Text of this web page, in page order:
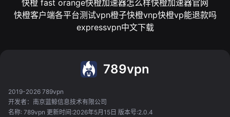
快橙 fast orange快橙加速器怎么样快橙加速器官网
快橙客户端各平台测试vpn橙子快橙vnp快橙vp能退款吗
expressvpn中文下载
789vpn
2019-2026 789vpn
开发者：南京蓝鲸信息技术有限公司
名称: 789vpn 更新时间:2026年5月15日 版本号:2.0.4